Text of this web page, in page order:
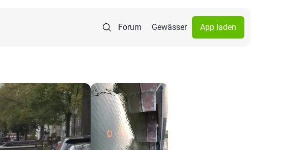
Forum Gewässer App laden